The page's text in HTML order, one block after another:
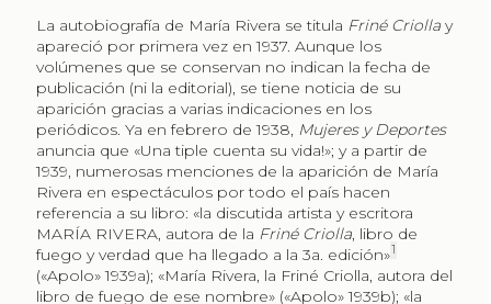
La autobiografía de María Rivera se titula Friné Criollay
apareció por primera vez en 1937. Aunque los
volúmenes que se conservan no indican la fecha de
publicación (ni la editorial), se tiene noticia de su
aparición gracias a varias indicaciones en los
periódicos. Ya en febrero de 1938, Mujeres y Deportes
anuncia que «Una tiple cuenta su vida!»; y a partir de
1939, numerosas menciones de la aparición de María
Rivera en espectáculos por todo el país hacen
referencia a su libro: «la discutida artista y escritora
MARÍA RIVERA, autora de la Friné Criolla, libro de
fuego y verdad que ha llegado a la 3a. edición»1
(«Apolo» 1939a); «María Rivera, la Friné Criolla, autora del
libro de fuego de ese nombre» («Apolo» 1939b); «la